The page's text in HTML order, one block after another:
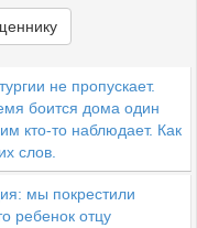
не пропускает.
боится дома один
кто-то наблюдает. Как
слов.
мы покрестили
ребенок отцу